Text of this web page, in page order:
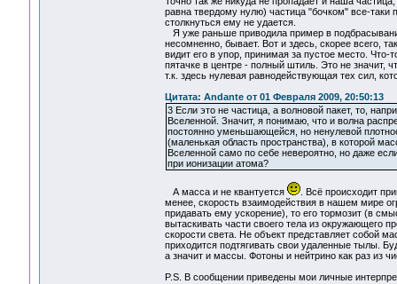
равна твердому нулю) частица "бочком" все-таки
столкнуться ему не удается.
Я уже раньше приводила пример в
несомненно, бывает. Вот и здесь, скорее всего,
видит его в упор, принимая за пустое место.
пятачке в центре - полный штиль. Это не значит,
т.к. здесь нулевая равнодействующая тех сил,
Цитата: Andante от 01 Февраля 2009, 20:50:13
3 Если это не частица, а волновой пакет, то,
Вселенной. Значит, я понимаю, что и волна
постоянно уменьшающейся, но ненулевой
(маленькая область пространства), в которой
Вселенной само по себе невероятно, но даже
при ионизации атома?
А масса и не квантуется
. Всё происходит
менее, скорость взаимодействия в нашем мире
придавать ему ускорение), то его тормозит (в
вытаскивать части своего тела из окружающего
скорости света. Не объект представляет собой
приходится подтягивать свои удаленные тылы.
а значит и массы. Фотоны и нейтрино как раз из
P.S. В сообщении приведены мои личные